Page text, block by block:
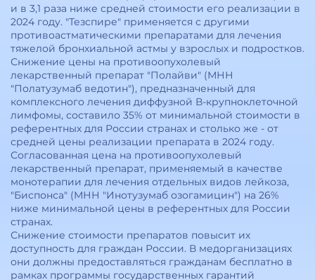
и в 3,1 раза ниже средней стоимости его реализации в
2024 году. "Тезспире" применяется с другими
противоастматическими препаратами для лечения
тяжелой бронхиальной астмы у взрослых и подростков.
Снижение цены на противоопухолевый
лекарственный препарат "Полайви" (МНН
"Полатузумаб ведотин"), предназначенный для
комплексного лечения диффузной В-крупноклеточной
лимфомы, составило 35% от минимальной стоимости в
референтных для России странах и столько же - от
средней цены реализации препарата в 2024 году.
Согласованная цена на противоопухолевый
лекарственный препарат, применяемый в качестве
монотерапии для лечения отдельных видов лейкоза,
"Биспонса" (МНН "Инотузумаб озогамицин") на 26%
ниже минимальной цены в референтных для России
странах.
Снижение стоимости препаратов повысит их
доступность для граждан России. В медорганизациях
они должны предоставляться гражданам бесплатно в
рамках программы государственных гарантий